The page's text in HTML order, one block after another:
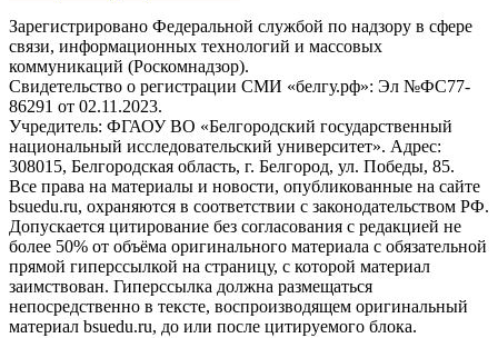
Зарегистрировано Федеральной службой по надзору в сфере
связи, информационных технологий и массовых
коммуникаций (Роскомнадзор).
Свидетельство о регистрации СМИ «белгу.рф»: Эл №ФС77-
86291 от 02.11.2023.
Учредитель: ФГАОУ ВО «Белгородский государственный
национальный исследовательский университет». Адрес:
308015, Белгородская область, г. Белгород, ул. Победы, 85.
Все права на материалы и новости, опубликованные на сайте
bsuedu.ru, охраняются в соответствии с законодательством РФ.
Допускается цитирование без согласования с редакцией не
более 50% от объёма оригинального материала с обязательной
прямой гиперссылкой на страницу, с которой материал
заимствован. Гиперссылка должна размещаться
непосредственно в тексте, воспроизводящем оригинальный
материал bsuedu.ru, до или после цитируемого блока.